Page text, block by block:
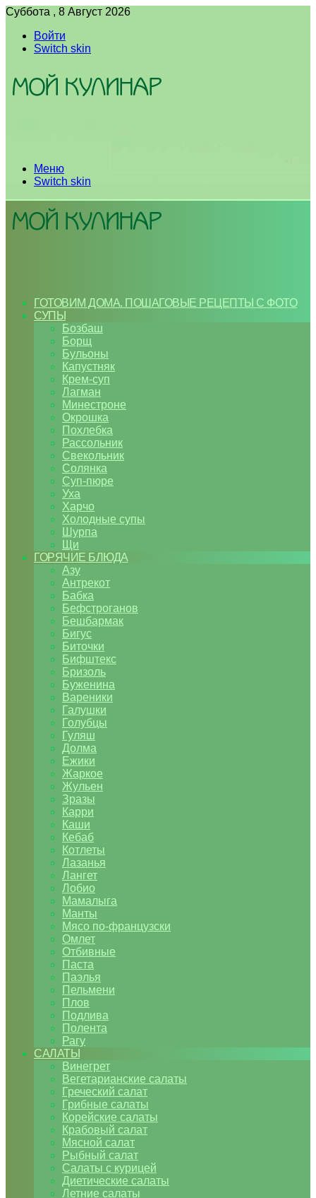
Суббота , 8 Август 2026
Войти
Switch skin
Меню
Switch skin
ГОТОВИМ ДОМА. ПОШАГОВЫЕ РЕЦЕПТЫ С ФОТО
СУПЫ
Бозбаш
Борщ
Бульоны
Капустняк
Крем-суп
Лагман
Минестроне
Окрошка
Похлебка
Рассольник
Свекольник
Солянка
Суп-пюре
Уха
Харчо
Холодные супы
Шурпа
Щи
ГОРЯЧИЕ БЛЮДА
Азу
Антрекот
Бабка
Бефстроганов
Бешбармак
Бигус
Биточки
Бифштекс
Бризоль
Буженина
Вареники
Галушки
Голубцы
Гуляш
Долма
Ежики
Жаркое
Жульен
Зразы
Карри
Каши
Кебаб
Котлеты
Лазанья
Лангет
Лобио
Мамалыга
Манты
Мясо по-французски
Омлет
Отбивные
Паста
Паэлья
Пельмени
Плов
Подлива
Полента
Рагу
САЛАТЫ
Винегрет
Вегетарианские салаты
Греческий салат
Грибные салаты
Корейские салаты
Крабовый салат
Мясной салат
Рыбный салат
Салаты с курицей
Диетические салаты
Летние салаты